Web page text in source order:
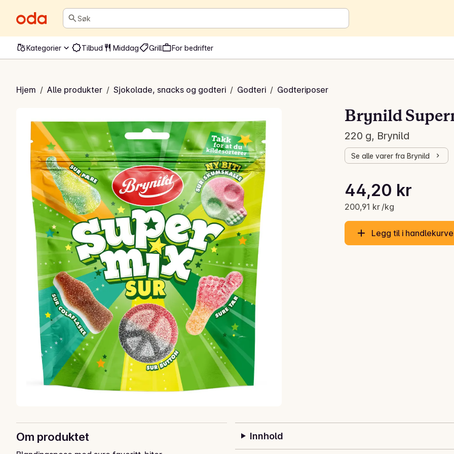
Søk
Kategorier Tilbud Middag Grill For bedrifter
Hjem / Alle produkter / Sjokolade, snacks og godteri / Godteri / Godteriposer
Supermix Sur
Brynild
220 g, Brynild
Se alle varer fra Brynild
Gjeldende pris er: 44,20 kr
44,20 kr
200,91 kr /kg
Stykkpris: 200,91 kr /kg
Legg til i
Om produktet Innhold